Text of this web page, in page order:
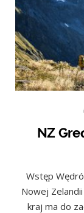
NZ
Wstęp
Nowej
kraj ma do